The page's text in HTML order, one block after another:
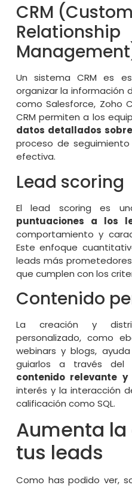
CRM
Relationship
Un sistema CRM es
organizar la información
como Salesforce, Zoho
CRM permiten a los
datos detallados
proceso de
efectiva.
Lead scoring
El lead scoring es
puntuaciones a los
comportamiento y
Este enfoque
leads más
que cumplen con los
Contenido
La creación y
personalizado, como
webinars y blogs,
guiarlos a través del
contenido relevante
interés y la interacción
calificación como SQL.
Aumenta
tus leads
Como has podido ver,